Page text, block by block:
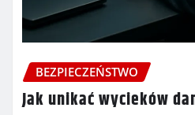
BEZPIECZEŃSTWO
Jak unikać wycieków